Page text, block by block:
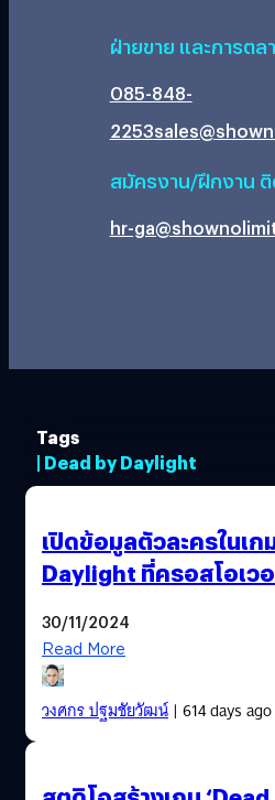
ฝ่ายขาย และการตล
085-848-
2253
สมัครงาน/ฝึกงาน
hr-
Tags
| Dead by Daylight
เปิดข้อมูลตัวละครในเก
Daylight ที่ครอสโอเว
30/11/2024
Read More
วงศกร ปฐมชัยวัฒน์| 614 days ago